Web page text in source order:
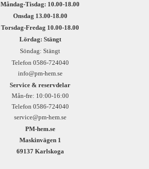
Måndag-Tisdag: 10.00-18.00
Onsdag 13.00-18.00
Torsdag-Fredag 10.00-18.00
Lördag: Stängt
Söndag: Stängt
Telefon 0586-724040
info@pm-hem.se
Service & reservdelar
Mån-fre: 10:00-16:00
Telefon 0586-724040
service@pm-hem.se
PM-hem.se
Maskinvägen 1
69137 Karlskoga